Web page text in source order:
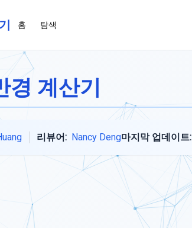
홈 탐색
경 계산기
리뷰어: Nancy Deng마지막 업데이트: